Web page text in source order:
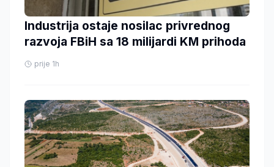
Industrija ostaje nosilac privrednog
razvoja FBiH sa 18 milijardi KM prihoda
prije 1h